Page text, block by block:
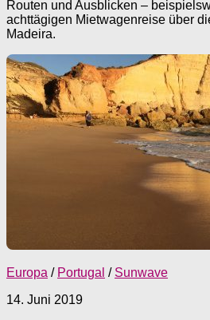
Routen und Ausblicken –
achttägigen Mietwagenreise über
Madeira.
Europa / Portugal / Sunwave
14. Juni 2019